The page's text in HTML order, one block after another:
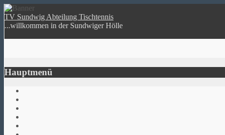
TV Sundwig Abteilung Tischtennis
...willkommen in der Sundwiger Hölle
Hauptmenü